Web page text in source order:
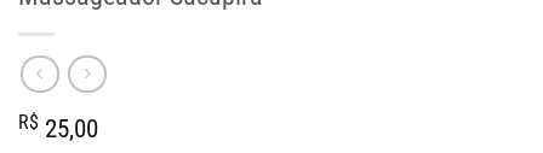
R$ 25,00